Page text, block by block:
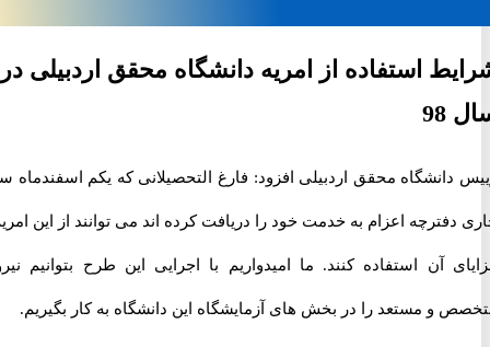
استفاده از امریه دانشگاه محقق اردبیلی در
محقق اردبیلی افزود: فارغ التحصیلانی که یکم اسفندماه سال
اعزام به خدمت خود را دریافت کرده اند می توانند از این امریه و
آن استفاده کنند. ما امیدواریم با اجرایی این طرح بتوانیم نیروی
و مستعد را در بخش های آزمایشگاه این دانشگاه به کار بگیریم.